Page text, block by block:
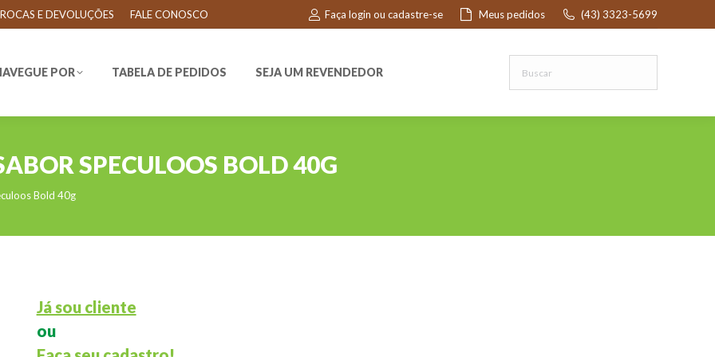
E DEVOLUÇÕES FALE CONOSCO Faça login ou cadastre-se Meus pedidos (43) 3323-5699
POR TABELA DE PEDIDOS SEJA UM REVENDEDOR
SPECULOOS BOLD 40G
Bold 40g
Já sou cliente
ou
POR TABELA DE PEDIDOS SEJA UM REVENDEDOR